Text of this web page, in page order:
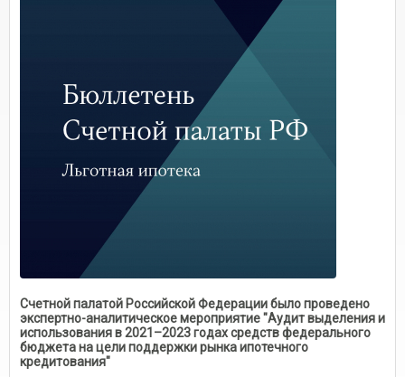
Счетной палатой Российской Федерации было проведено
экспертно-аналитическое мероприятие "Аудит выделения и
использования в 2021–2023 годах средств федерального
бюджета на цели поддержки рынка ипотечного
кредитования"